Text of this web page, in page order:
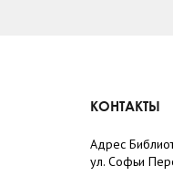
КОНТАКТЫ
Адрес
ул. Софьи